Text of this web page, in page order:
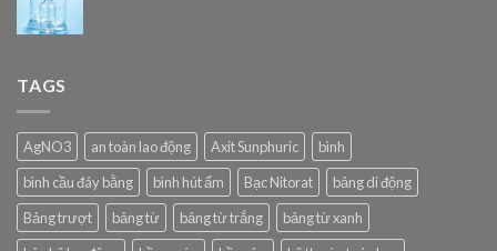
TAGS
AgNO3 an toàn lao động Axit Sunphuric
bình
bình cầu đáy bằng
bình hút ẩm Bạc Nitorat
bảng di động
Bảng trượt
bảng từ bảng từ trắng
bảng từ xanh